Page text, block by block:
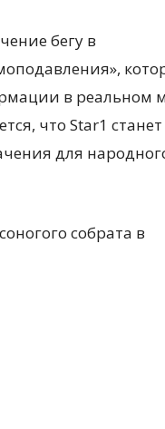
бегу в
в реальном
что Star1 станет
для